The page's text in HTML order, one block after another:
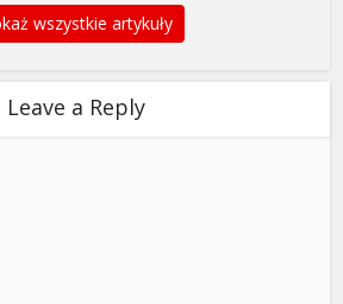
wszystkie artykuły
Leave a Reply